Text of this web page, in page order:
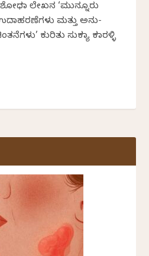
ಲೇಖನ ‘ಮುನ್ನೂರು
ಮತ್ತು ಅನು-
ಕುರಿತು ಸುಕನ್ಯಾ ಕನಾರಳ್ಳಿ